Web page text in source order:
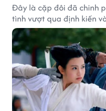
Đây là cặp đôi đã chinh
tình vượt qua định kiến